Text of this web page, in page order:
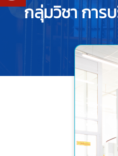
กลุ่มวิชา การ